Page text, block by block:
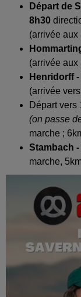
Départ de
8h30
(arrivée
(arrivée aux
Henridorff
(arrivée
Départ vers
(on passe
marche ;
Stambach
marche,